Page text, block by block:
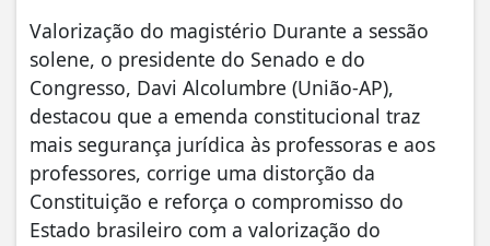
Valorização do magistério Durante a sessão
solene, o presidente do Senado e do
Congresso, Davi Alcolumbre (União-AP),
destacou que a emenda constitucional traz
mais segurança jurídica às professoras e aos
professores, corrige uma distorção da
Constituição e reforça o compromisso do
Estado brasileiro com a valorização do